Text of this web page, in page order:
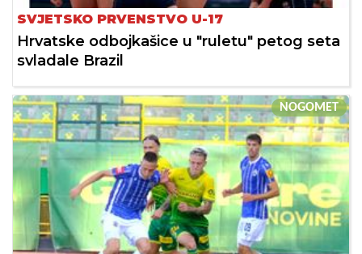
SVJETSKO PRVENSTVO U-17
Hrvatske odbojkašice u "ruletu" petog seta
svladale Brazil
NOGOMET